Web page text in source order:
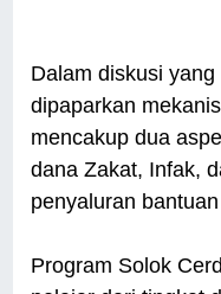
Dalam diskusi
dipaparkan
mencakup dua
dana Zakat, Infak,
penyaluran
Program Solok